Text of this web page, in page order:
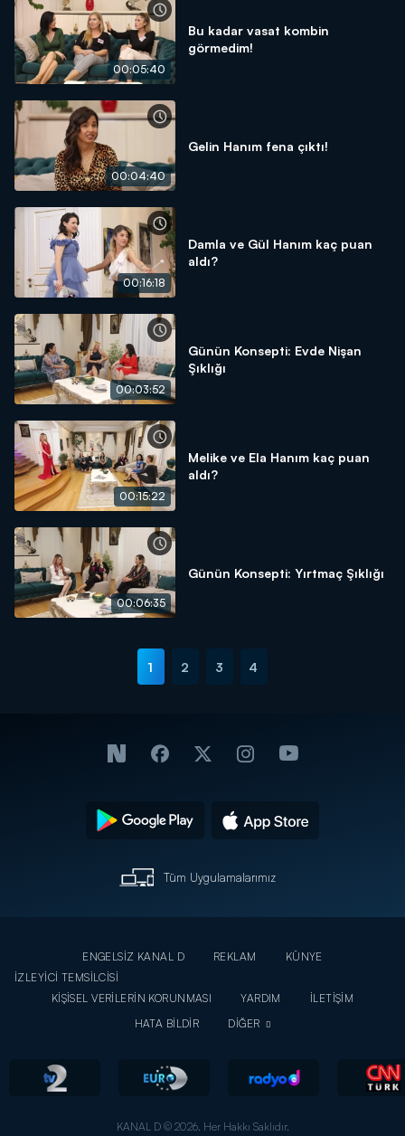
00:05:40
Bu kadar vasat kombin
görmedim!
00:04:40
Gelin Hanım fena çıktı!
00:16:18
Damla ve Gül Hanım kaç puan
aldı?
00:03:52
Günün Konsepti: Evde Nişan
Şıklığı
00:15:22
Melike ve Ela Hanım kaç puan
aldı?
00:06:35
Günün Konsepti: Yırtmaç Şıklığı
1 2 3 4
Tüm Uygulamalarımız
ENGELSİZ KANAL D REKLAM
KÜNYE
İZLEYİCİ TEMSİLCİSİ
KİŞİSEL VERİLERİN KORUNMASI
YARDIM
İLETİŞİM
HATA BİLDİR
DİĞER
KANAL D © 2026. Her Hakkı Saklıdır.